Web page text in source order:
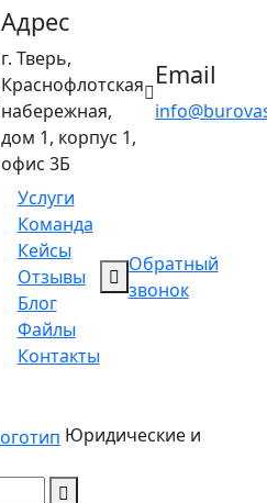
Адрес
г. Тверь,
Краснофлотская
набережная,
дом 1, корпус 1,
офис 3Б
Email
Услуги
Команда
Кейсы
Отзывы
Блог
Файлы
Контакты
Обратный
звонок
Юридические и